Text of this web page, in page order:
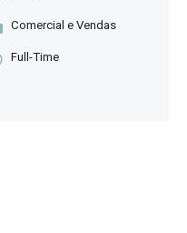
Comercial e Vendas
Full-Time